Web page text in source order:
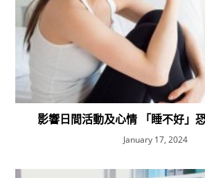
影響日間活動及心情 「睡不好」
January 17, 2024